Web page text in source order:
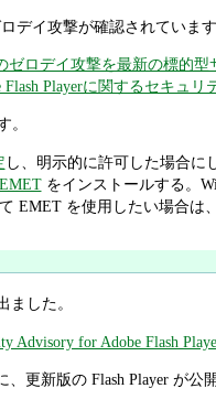
デイ攻撃が確認されていま
ゼロデイ攻撃を最新の標的
Flash Playerに関するセキュリ
。
し、明示的に許可した場合に
をインストールする。
EMET を使用したい場合は
ました。
Advisory for Adobe Flash
、更新版の Flash Player が公